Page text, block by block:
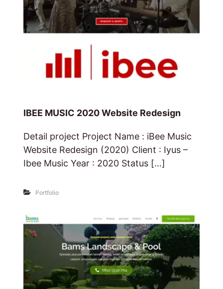
IBEE MUSIC 2020 Website Redesign
Detail project Project Name : iBee Music
Website Redesign (2020) Client : Iyus –
Ibee Music Year : 2020 Status […]
Portfolio